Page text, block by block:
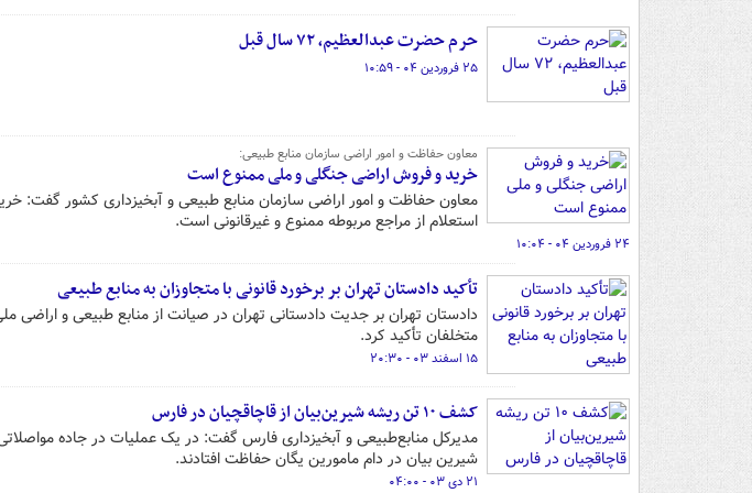
حرم حضرت عبدالعظیم، ۷۲ سال قبل
۲۵ فروردین ۰۴ - ۱۰:۵۹
معاون حفاظت و امور اراضی سازمان منابع طبیعی:
خرید و فروش اراضی جنگلی و ملی ممنوع است
معاون حفاظت و امور اراضی سازمان منابع طبیعی و آبخیزداری کشور گفت:
استعلام از مراجع مربوطه ممنوع و غیرقانونی است.
۲۴ فروردین ۰۴ - ۱۰:۰۴
تأکید دادستان تهران بر برخورد قانونی با متجاوزان به منابع طبیعی
دادستان تهران بر جدیت دادستانی تهران در صیانت از منابع طبیعی و اراضی ملی
متخلفان تأکید کرد.
۱۵ اسفند ۰۳ - ۲۰:۳۰
کشف ۱۰ تن ریشه شیرین‌بیان از قاچاقچیان در فارس
شیرین بیان در دام مامورین یگان حفاظت افتادند.
۲۱ دی ۰۳ - ۰۴:۰۰